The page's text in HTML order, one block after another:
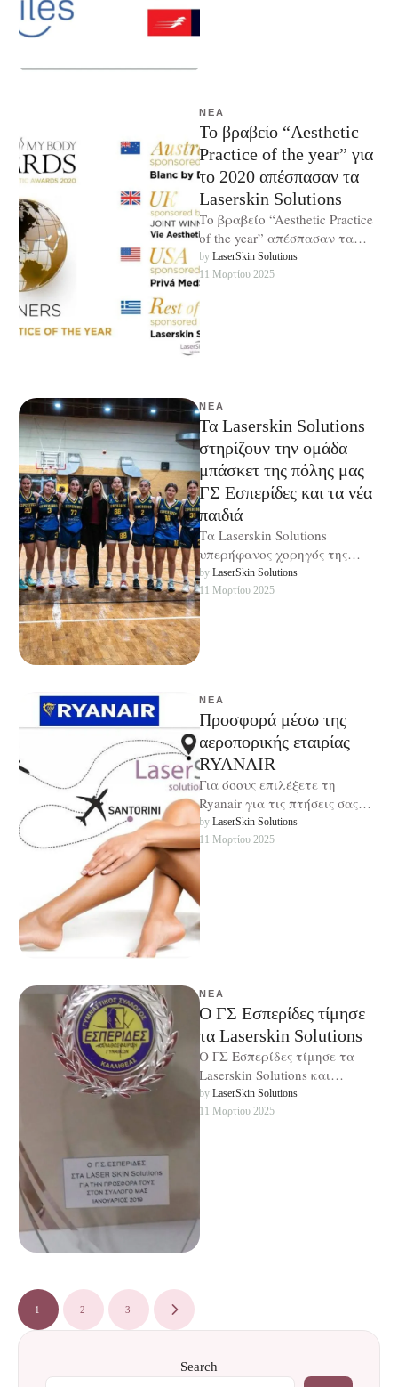
ΝΈΑ
Το βραβείο “Aesthetic
Practice of the year” για
το 2020 απέσπασαν τα
Laserskin Solutions
Το βραβείο “Aesthetic Practice
of the year” απέσπασαν τα
Laserskin Solutions , στα
σημαντικότερα διεθνή
by LaserSkin Solutions
11 Μαρτίου 2025
ΝΈΑ
Τα Laserskin Solutions
στηρίζουν την ομάδα
μπάσκετ της πόλης μας
ΓΣ Εσπερίδες και τα νέα
παιδιά
Τα Laserskin Solutions
υπερήφανος χορηγός της
γυναικείας ομάδας μπάσκετ
της πόλης μας ΓΣ Εσπερίδες
Καλλιθέας. Ένα από τα …
by LaserSkin Solutions
11 Μαρτίου 2025
ΝΈΑ
Προσφορά μέσω της
αεροπορικής εταιρίας
RYANAIR
Για όσους επιλέξετε τη
Ryanair για τις πτήσεις σας
Αθήνα – Σαντορίνη και
Σαντορίνη – Αθήνα, από
by LaserSkin Solutions
11 Μαρτίου 2025
ΝΈΑ
Ο ΓΣ Εσπερίδες τίμησε
τα Laserskin Solutions
Ο ΓΣ Εσπερίδες τίμησε τα
Laserskin Solutions και
απένειμε βραβείο στην
ιδιοκτήτρια κα Παναγιώτα
by LaserSkin Solutions
11 Μαρτίου 2025
1 2 3
Search